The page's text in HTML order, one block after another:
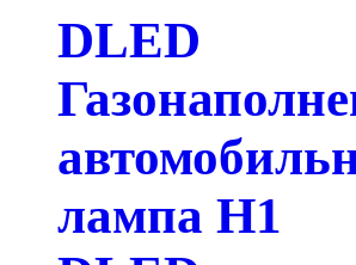
DLED
лампа H1